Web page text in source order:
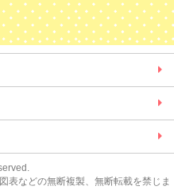
表などの無断複製、無断転載を禁じま